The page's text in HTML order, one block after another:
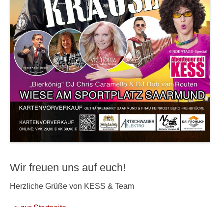
Wir freuen uns auf euch!
Herzliche Grüße von KESS & Team